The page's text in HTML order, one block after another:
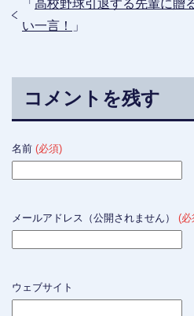
「 高校野球引退する先輩に贈
い一言！
」
コメントを残す
名前 (必須)
メールアドレス（公開されません） (必
ウェブサイト